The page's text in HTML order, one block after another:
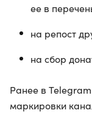
ее в
на репост
на сбор
Ранее в Telegram
маркировки